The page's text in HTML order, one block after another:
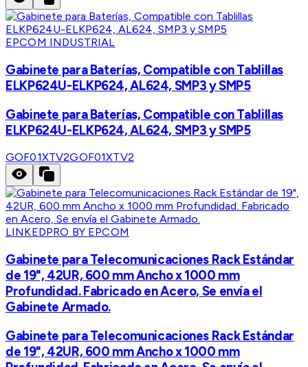
EPCOM INDUSTRIAL
Gabinete para Baterías, Compatible con Tablillas
ELKP624U-ELKP624, AL624, SMP3 y SMP5
Gabinete para Baterías, Compatible con Tablillas
ELKP624U-ELKP624, AL624, SMP3 y SMP5
GOF01XTV2GOF01XTV2
LINKEDPRO BY EPCOM
Gabinete para Telecomunicaciones Rack Estándar
de 19", 42UR, 600 mm Ancho x 1000 mm
Profundidad. Fabricado en Acero, Se envía el
Gabinete Armado.
Gabinete para Telecomunicaciones Rack Estándar
de 19", 42UR, 600 mm Ancho x 1000 mm